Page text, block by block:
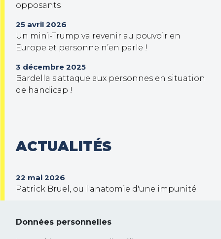
opposants
25 avril 2026
Un mini-Trump va revenir au pouvoir en
Europe et personne n’en parle !
3 décembre 2025
Bardella s'attaque aux personnes en situation
de handicap !
ACTUALITÉS
22 mai 2026
Patrick Bruel, ou l'anatomie d'une impunité
Trump veut prendre le contrôle de Gaza !
Données personnelles